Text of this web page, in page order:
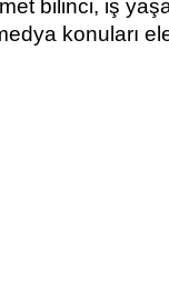
bilinci, iş
konuları